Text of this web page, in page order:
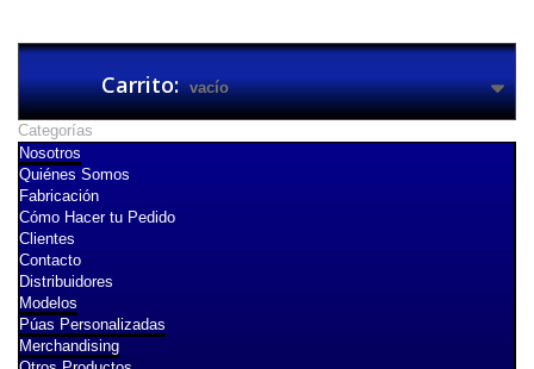
Carrito: vacío
Categorías
Nosotros
Quiénes Somos
Fabricación
Cómo Hacer tu Pedido
Clientes
Contacto
Distribuidores
Modelos
Púas Personalizadas
Merchandising